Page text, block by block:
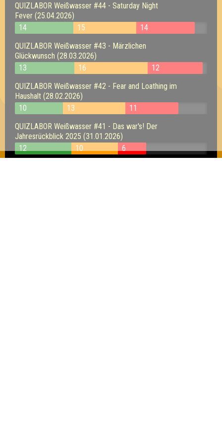
QUIZLABOR Weißwasser #44 - Saturday Night
Fever (25.04.2026)
14
15
14
QUIZLABOR Weißwasser #43 - Märzlichen
Glückwunsch (28.03.2026)
13
16
12
QUIZLABOR Weißwasser #42 - Fear and Loathing im
Haushalt (28.02.2026)
10
13
11
QUIZLABOR Weißwasser #41 - Das war's! Der
Jahresrückblick 2025 (31.01.2026)
12
10
6